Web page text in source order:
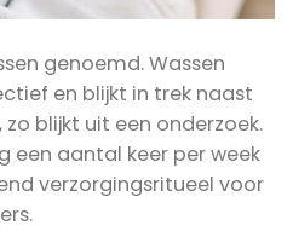
genoemd. Wassen
en blijkt in trek naast
blijkt uit een onderzoek.
een aantal keer per week
verzorgingsritueel voor